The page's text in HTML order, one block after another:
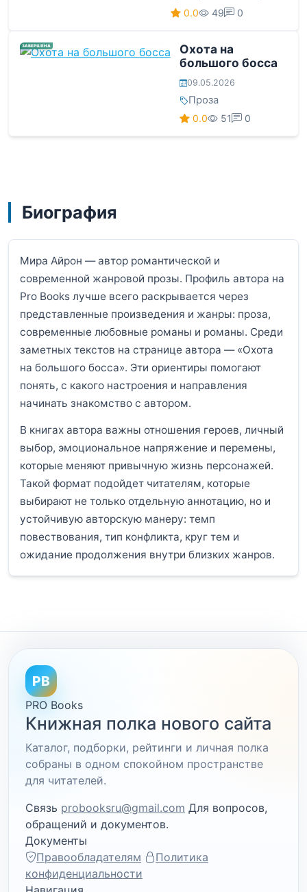
0.0 49 0
ЗАВЕРШЕНА
Охота на
большого босса
09.05.2026
Проза
0.0 51 0
Биография
Мира Айрон — автор романтической и
современной жанровой прозы. Профиль автора на
Pro Books лучше всего раскрывается через
представленные произведения и жанры: проза,
современные любовные романы и романы. Среди
заметных текстов на странице автора — «Охота
на большого босса». Эти ориентиры помогают
понять, с какого настроения и направления
начинать знакомство с автором.
В книгах автора важны отношения героев, личный
выбор, эмоциональное напряжение и перемены,
которые меняют привычную жизнь персонажей.
Такой формат подойдет читателям, которые
выбирают не только отдельную аннотацию, но и
устойчивую авторскую манеру: темп
повествования, тип конфликта, круг тем и
ожидание продолжения внутри близких жанров.
PB
PRO Books
Книжная полка нового сайта
Каталог, подборки, рейтинги и личная полка
собраны в одном спокойном пространстве
для читателей.
Связь probooksru@gmail.com Для вопросов,
обращений и документов.
Документы
Правообладателям
Политика
конфиденциальности